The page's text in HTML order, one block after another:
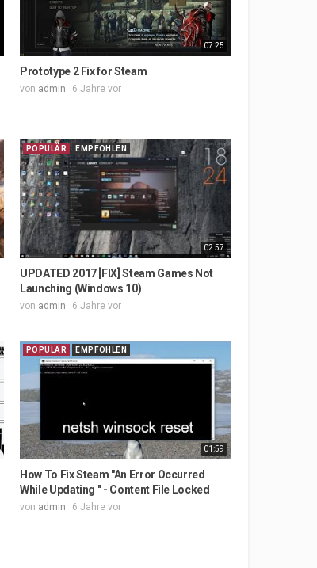
07:25
Prototype 2 Fix for Steam
von admin 6 Jahre vor
02:57
POPULÄR EMPFOHLEN
UPDATED 2017 [FIX] Steam Games Not
Launching (Windows 10)
von admin 6 Jahre vor
01:59
POPULÄR EMPFOHLEN
How To Fix Steam "An Error Occurred
While Updating " - Content File Locked
von admin 6 Jahre vor